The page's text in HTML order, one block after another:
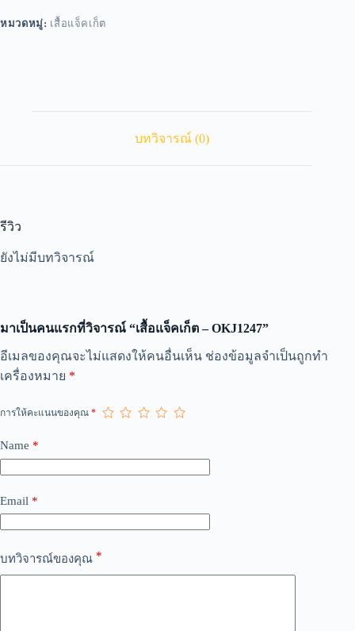
หมวดหมู่: เสื้อแจ็คเก็ต
บทวิจารณ์ (0)
รีวิว
ยังไม่มีบทวิจารณ์
มาเป็นคนแรกที่วิจารณ์ “เสื้อแจ็คเก็ต – OKJ1247”
อีเมลของคุณจะไม่แสดงให้คนอื่นเห็น ช่องข้อมูลจำเป็นถูกทำ
เครื่องหมาย *
การให้คะแนนของคุณ *
Name *
Email *
บทวิจารณ์ของคุณ *
A
t
r
a
t
e
: